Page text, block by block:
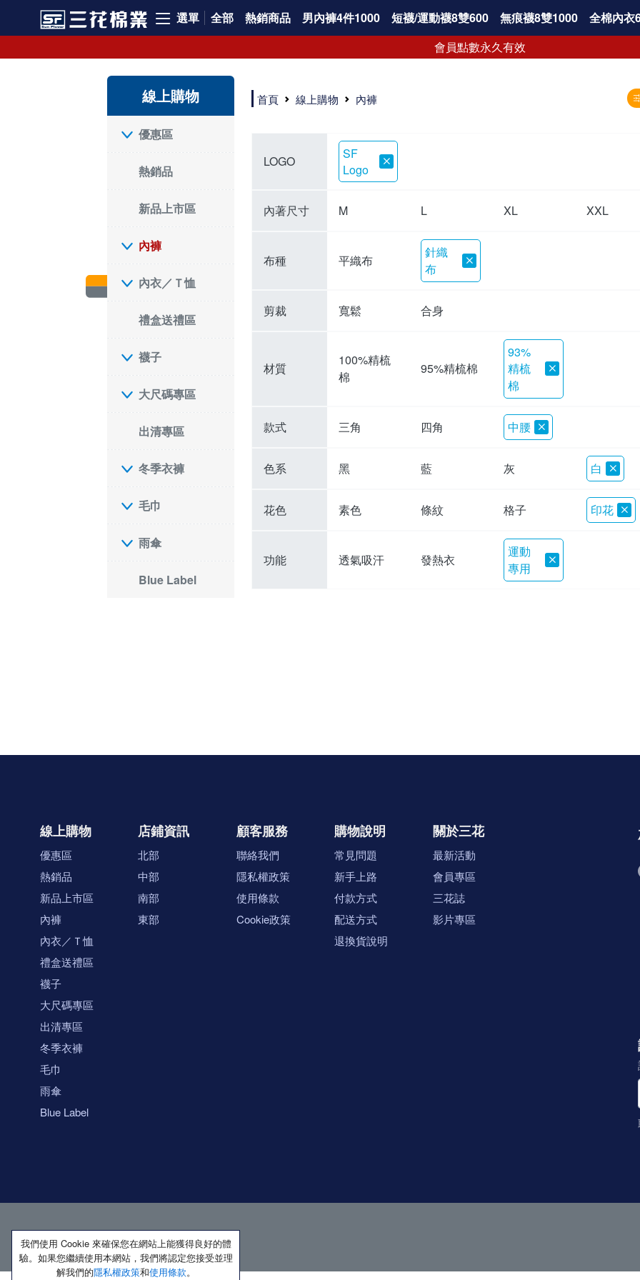
選單 全部 熱銷商品 男內褲4件1000 短襪/運動襪8雙600 無痕襪8雙1000 全棉內衣
會員點數永久有效
線上購物
優惠區
熱銷品
新品上市區
內褲
內衣／Ｔ恤
禮盒送禮區
襪子
大尺碼專區
出清專區
冬季衣褲
毛巾
雨傘
Blue Label
選擇內褲、平口褲、純棉內褲首重品質。舒適、透氣的內褲、平口褲、純棉內褲能影響健康，須謹慎挑選。三花內褲透氣不悶，值得信賴！
三花內褲、平口褲、純棉內褲50年來持續升級，符合人體工學設計，柔軟無勒痕的鬆緊帶。三花內褲是肌膚好友，口碑熱銷！
選擇內褲首重品質。三花內褲50年來不斷升級，證明其卓越品質。符合人體工學剪裁，柔軟無痕鬆緊帶，是必買首選。兼具品質與外型，與肌膚零感接觸，穿著舒適，看來有質感。三花內褲設計獨特，質料優良，專業剪裁，呵護肌膚。新鮮高品質棉材製成，多款選擇，耐洗耐穿，三花內褲絕對首選。
"內褲購買及使用經驗網友來信分享 近年來，我經常在大型連鎖賣場如佳瑪、美華泰等地看到三花內褲的展示。最近一兩年，甚至百貨公司及街頭店鋪都開始大量出現三花專櫃或專賣店。我猜測，這應該是三花在營運策略上的調整，才使得這些改變成為現實。 本來，三花內褲一直是消費者選購內褲時的熱門選項之一。內褲櫃點的增多使我更加注意到這個品牌，因此我在選購內褲時，特意多研究了一下三花內褲的設計。 先從內褲外層包裝談起，有些內褲有PP袋包裝，有些則沒有。雖然這是一件小事，但我發現朋友們中有人會介意內褲包裝沒有PP袋。他們認為沒有PP袋會使包裝不夠精美。對我來說，有PP袋確實能提升包裝的精緻度，但內褲不裝PP袋其實也算是環保。所以，這就看每個人對內褲包裝的需求和感受了。 每次購買內褲時，我都會特別帶一件五片式剪裁的內褲。三花的平口內褲被稱為全國第一件五片式剪裁內褲，這話應該不是隨便說說的，畢竟三花是一個擁有超過50年歷史的老品牌，專注於研發和改良內褲。當初，我覺得這種設計有些花俏，只是圖個新鮮買來試試，結果發現內褲多一片真的有其優勢，尤其是減少了內褲卡屁的次數。雖然這個狀況不可能完全消失，但大大增加了穿著的舒適度。 三花內褲的價格也在我能接受的範圍內，因此它逐漸成為我的心頭好。此外，內褲選購時的另一個重要因素是鬆緊帶。看內褲是否舊了，第一眼通常看鬆緊帶。故意或不小心露出內褲褲頭的時候，印象分數也是由鬆緊帶決定的。 很多內褲品牌強調鬆緊帶的造型及花樣，這類內褲非常適合一些特殊場合，如單身聯誼或約會時穿著，能夠加分不少。日常使用的內褲則建議選擇鬆緊帶不易鬆垮的，花樣其次。三花特別強調內褲鬆緊帶的耐洗度，而其他品牌鮮少提及這一點。 分場合選擇內褲是我的習慣。特殊場合內褲要講究一點，但平日則需要選擇鬆緊帶有保障的內褲。畢竟，內褲是每天陪伴我們超過12個小時的衣物，找到適合自己且耐洗耐穿高CP值的內褲才是最明智的選擇。 內褲畢竟是消耗品，定期更換非常重要。如果內褲沾染到髒污或處於潮濕的環境，就不應該撐太久。這是因為內褲長期接觸身體的重要部位，所以選擇和保養都要謹慎。 以上是我個人的內褲使用分享，並非業配，不代表任何人的立場。內褲還是要以自身體驗最為準確。希望大家都能找到適合自己的內褲，並多多支持台灣品牌。"
首頁 線上購物 內褲
LOGO
SF
Logo
內著尺寸 M L XL XXL
布種 平織布
針織
布
剪裁 寬鬆 合身
材質
100%精梳
棉
95%精梳棉
93%
精梳
棉
款式 三角 四角 中腰
色系 黑 藍 灰 白
花色 素色 條紋 格子 印花
功能 透氣吸汗 發熱衣
運動
專用
線上購物
優惠區
熱銷品
新品上市區
內褲
內衣／Ｔ恤
禮盒送禮區
襪子
大尺碼專區
出清專區
冬季衣褲
毛巾
雨傘
Blue Label
店鋪資訊
北部
中部
南部
東部
顧客服務
聯絡我們
隱私權政策
使用條款
Cookie政策
購物說明
常見問題
新手上路
付款方式
配送方式
退換貨說明
關於三花
最新活動
會員專區
三花誌
影片專區
我們使用 Cookie 來確保您在網站上能獲得良好的體
驗。如果您繼續使用本網站，我們將認定您接受並理
解我們的隱私權政策和使用條款。